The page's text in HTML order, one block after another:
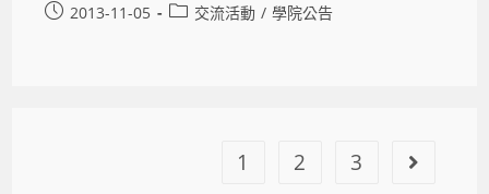
2013-11-05 交流活動 / 學院公告
1 2 3